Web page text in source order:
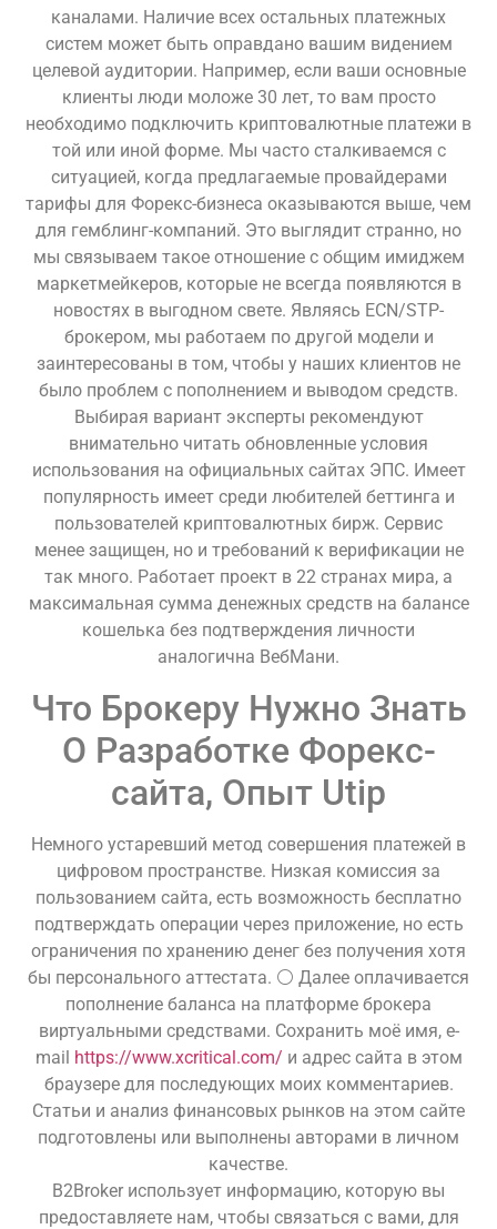
каналами. Наличие всех остальных платежных
систем может быть оправдано вашим видением
целевой аудитории. Например, если ваши основные
клиенты люди моложе 30 лет, то вам просто
необходимо подключить криптовалютные платежи в
той или иной форме. Мы часто сталкиваемся с
ситуацией, когда предлагаемые провайдерами
тарифы для Форекс-бизнеса оказываются выше, чем
для гемблинг-компаний. Это выглядит странно, но
мы связываем такое отношение с общим имиджем
маркетмейкеров, которые не всегда появляются в
новостях в выгодном свете. Являясь ECN/STP-
брокером, мы работаем по другой модели и
заинтересованы в том, чтобы у наших клиентов не
было проблем с пополнением и выводом средств.
Выбирая вариант эксперты рекомендуют
внимательно читать обновленные условия
использования на официальных сайтах ЭПС. Имеет
популярность имеет среди любителей беттинга и
пользователей криптовалютных бирж. Сервис
менее защищен, но и требований к верификации не
так много. Работает проект в 22 странах мира, а
максимальная сумма денежных средств на балансе
кошелька без подтверждения личности
аналогична ВебМани.
Что Брокеру Нужно Знать
О Разработке Форекс-
сайта, Опыт Utip
Немного устаревший метод совершения платежей в
цифровом пространстве. Низкая комиссия за
пользованием сайта, есть возможность бесплатно
подтверждать операции через приложение, но есть
ограничения по хранению денег без получения хотя
бы персонального аттестата. ⚪ Далее оплачивается
пополнение баланса на платформе брокера
виртуальными средствами. Сохранить моё имя, e-
mail https://www.xcritical.com/ и адрес сайта в этом
браузере для последующих моих комментариев.
Статьи и анализ финансовых рынков на этом сайте
подготовлены или выполнены авторами в личном
качестве.
B2Broker использует информацию, которую вы
предоставляете нам, чтобы связаться с вами, для